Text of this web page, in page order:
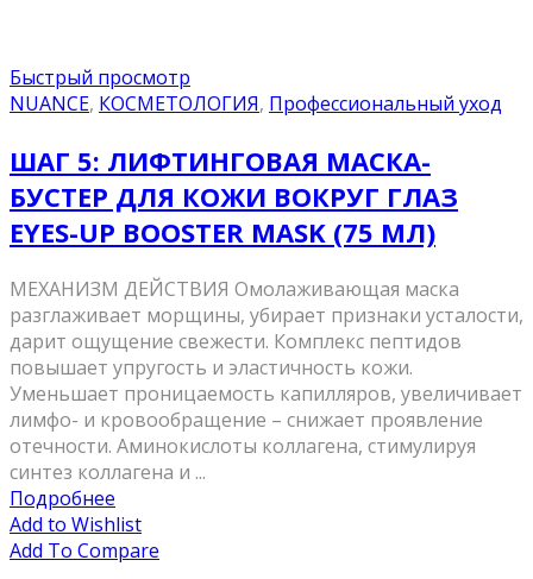
Быстрый просмотр
NUANCE, КОСМЕТОЛОГИЯ, Профессиональный уход
ШАГ 5: ЛИФТИНГОВАЯ МАСКА-
БУСТЕР ДЛЯ КОЖИ ВОКРУГ ГЛАЗ
EYES-UP BOOSTER MASK (75 МЛ)
МЕХАНИЗМ ДЕЙСТВИЯ Омолаживающая маска
разглаживает морщины, убирает признаки усталости,
дарит ощущение свежести. Комплекс пептидов
повышает упругость и эластичность кожи.
Уменьшает проницаемость капилляров, увеличивает
лимфо- и кровообращение – снижает проявление
отечности. Аминокислоты коллагена, стимулируя
синтез коллагена и ...
Подробнее
Add to Wishlist
Add To Compare